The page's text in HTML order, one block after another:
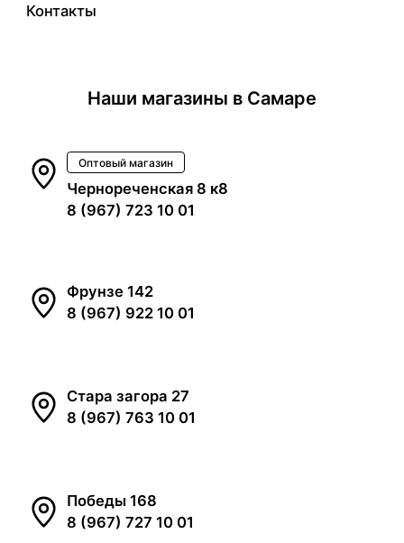
Контакты
Наши магазины в Самаре
Оптовый магазин
Чернореченская 8 к8
8 (967) 723 10 01
Фрунзе 142
8 (967) 922 10 01
Стара загора 27
8 (967) 763 10 01
Победы 168
8 (967) 727 10 01